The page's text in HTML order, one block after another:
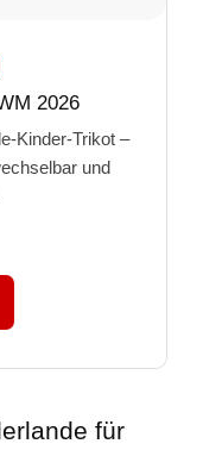
2026
Kinder-Trikot –
und
für